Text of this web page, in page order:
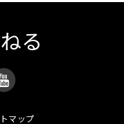
る
マップ